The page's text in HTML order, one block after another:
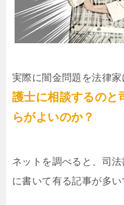
実際に闇金問題を法律家
護士に相談するのと
らがよいのか？
ネットを調べると、司
に書いて有る記事が多い